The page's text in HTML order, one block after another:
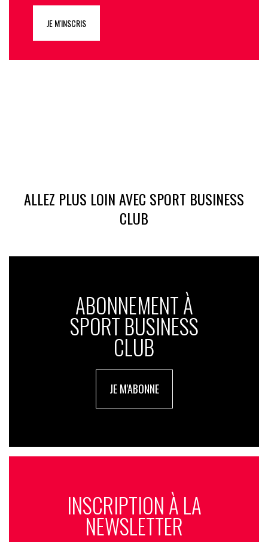
JE M'INSCRIS
ALLEZ PLUS LOIN AVEC SPORT BUSINESS
CLUB
ABONNEMENT À
SPORT BUSINESS
CLUB
JE M'ABONNE
INSCRIPTION À LA
NEWSLETTER